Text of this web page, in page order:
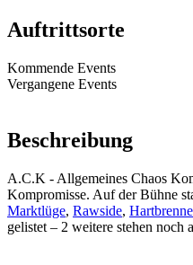
Auftrittsorte
Kommende Events
Vergangene Events
Beschreibung
A.C.K - Allgemeines Chaos
Kompromisse. Auf der Bühne
Marktlüge, Rawside,
gelistet – 2 weitere stehen noch